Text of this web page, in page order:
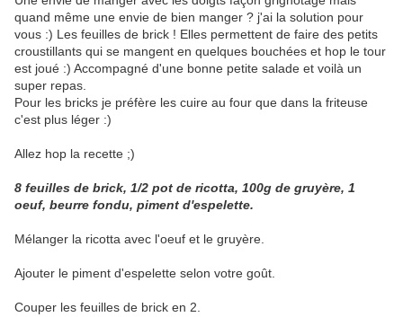
quand même une envie de bien manger ? j'ai la solution pour
vous :) Les feuilles de brick ! Elles permettent de faire des petits
croustillants qui se mangent en quelques bouchées et hop le tour
est joué :) Accompagné d'une bonne petite salade et voilà un
super repas.
Pour les bricks je préfère les cuire au four que dans la friteuse
c'est plus léger :)
Allez hop la recette ;)
8 feuilles de brick, 1/2 pot de ricotta, 100g de gruyère, 1
oeuf, beurre fondu, piment d'espelette.
Mélanger la ricotta avec l'oeuf et le gruyère.
Ajouter le piment d'espelette selon votre goût.
Couper les feuilles de brick en 2.